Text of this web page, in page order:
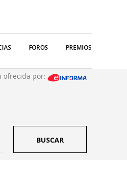
FOROS PREMIOS
ofrecida por:
BUSCAR